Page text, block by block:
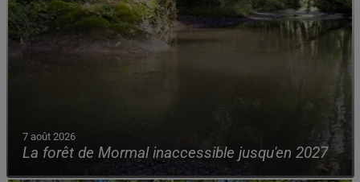
7 août 2026
La forêt de Mormal inaccessible jusqu'en 2027